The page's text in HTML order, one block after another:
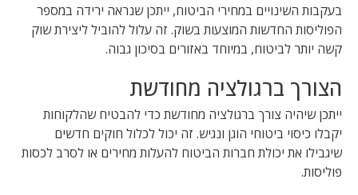
בעקבות השינויים במחירי הביטוח, ייתכן שנראה ירידה במספר
הפוליסות החדשות המוצעות בשוק. זה עלול להוביל ליצירת שוק
קשה יותר לביטוח, במיוחד באזורים בסיכון גבוה.
הצורך ברגולציה מחודשת
ייתכן שיהיה צורך ברגולציה מחודשת כדי להבטיח שהלקוחות
יקבלו כיסוי ביטוחי הוגן ונגיש. זה יכול לכלול חוקים חדשים
שיגבילו את יכולת חברות הביטוח להעלות מחירים או לסרב לכסות
פוליסות.